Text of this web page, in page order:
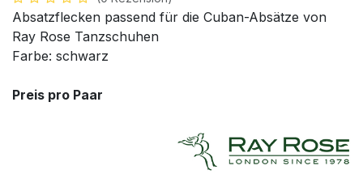
Absatzflecken passend für die Cuban-Absätze von
Ray Rose Tanzschuhen
Farbe: schwarz
Preis pro Paar